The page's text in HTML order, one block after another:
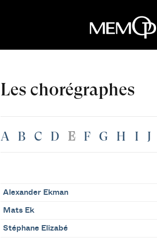
Les chorégraphes
A B C D E F G H I J
Alexander Ekman
Mats Ek
Stéphane Elizabé